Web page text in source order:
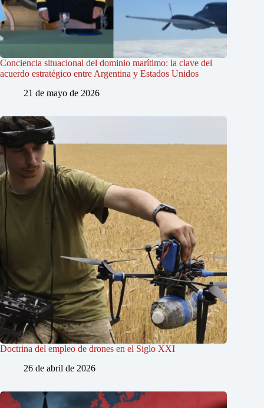
Conciencia situacional del dominio marítimo: la clave del
acuerdo estratégico entre Argentina y Estados Unidos
21 de mayo de 2026
Doctrina del empleo de drones en el Siglo XXI
26 de abril de 2026